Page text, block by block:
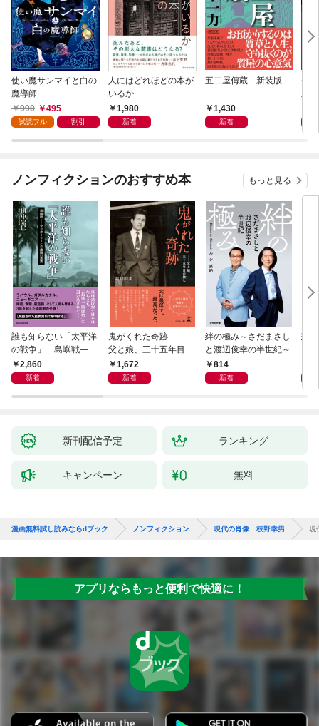
使い魔サンマイと白の
魔導師
990
495
試読フル 割引
人にはどれほどの本が
いるか
1,980
新着
五二屋傳蔵 新装版
1,430
新着
平
版
ノンフィクションのおすすめ本 もっと見る
誰も知らない「太平洋
の戦争」 島嶼戦――
マッカーサーとの激闘
の真実
2,860
新着
鬼がくれた奇跡 ──
父と娘、三十五年目の
赦し1,672
新着
絆の極み～さだまさし
と渡辺俊幸の半世紀～
814
新着
悲
子
新刊配信予定 ランキング
キャンペーン 無料
漫画無料試し読みならdブック ノンフィクション 現代の肖像 枝野幸男 現
アプリならもっと便利で快適に！